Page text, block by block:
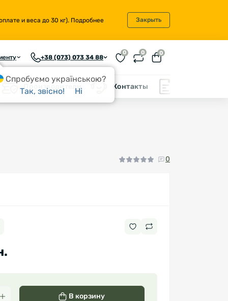
и веса до 30 кг). Подробнее Закрыть
+38 (073) 073 34 88
0 0 0
Производители Контакты
0
В корзину
Спробуємо українською?
Так, звісно!
Ні